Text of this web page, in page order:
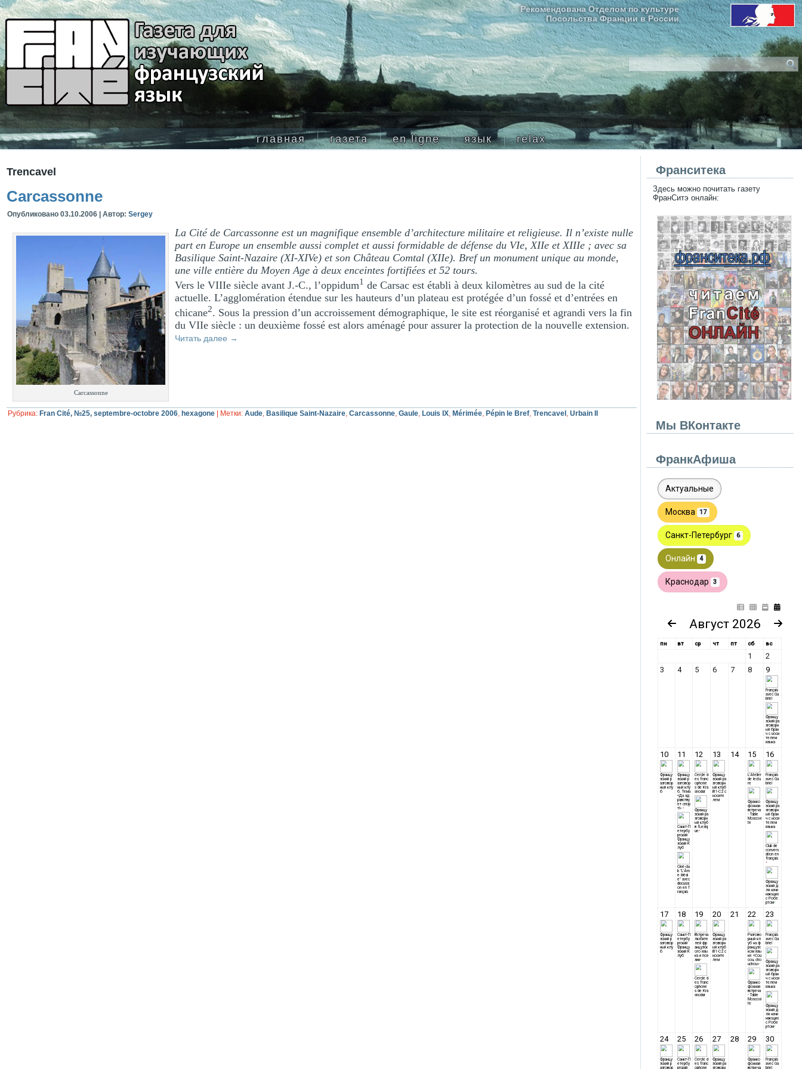
Рекомендована Отделом по культуре
Посольства Франции в России
главная газета en ligne язык relax
Trencavel
Carcassonne
Опубликовано 03.10.2006 Автор: Sergey
Carcassonne
La Cité de Carcassonne est un magnifique ensemble d’architecture militaire et religieuse. Il n’existe nulle
part en Europe un ensemble aussi complet et aussi formidable de défense du VIe, XIIe et XIIIe ; avec sa
Basilique Saint-Nazaire (XI-XIVe) et son Château Comtal (XIIe). Bref un monument unique au monde,
une ville entière du Moyen Age à deux enceintes fortifiées et 52 tours.
Vers le VIIIe siècle avant J.-C., l’oppidum1 de Carsac est établi à deux kilomètres au sud de la cité
actuelle. L’agglomération étendue sur les hauteurs d’un plateau est protégée d’un fossé et d’entrées en
chicane2. Sous la pression d’un accroissement démographique, le site est réorganisé et agrandi vers la fin
du VIIe siècle : un deuxième fossé est alors aménagé pour assurer la protection de la nouvelle extension.
Читать далее →
Рубрика: Fran Cité, №25, septembre-octobre 2006, hexagone Метки: Aude, Basilique Saint-Nazaire, Carcassonne, Gaule, Louis IX, Mérimée, Pépin le Bref, Trencavel , Urbain II
Франситека
Здесь можно почитать газету
ФранСитэ онлайн:
Мы ВКонтакте
ФранкАфиша